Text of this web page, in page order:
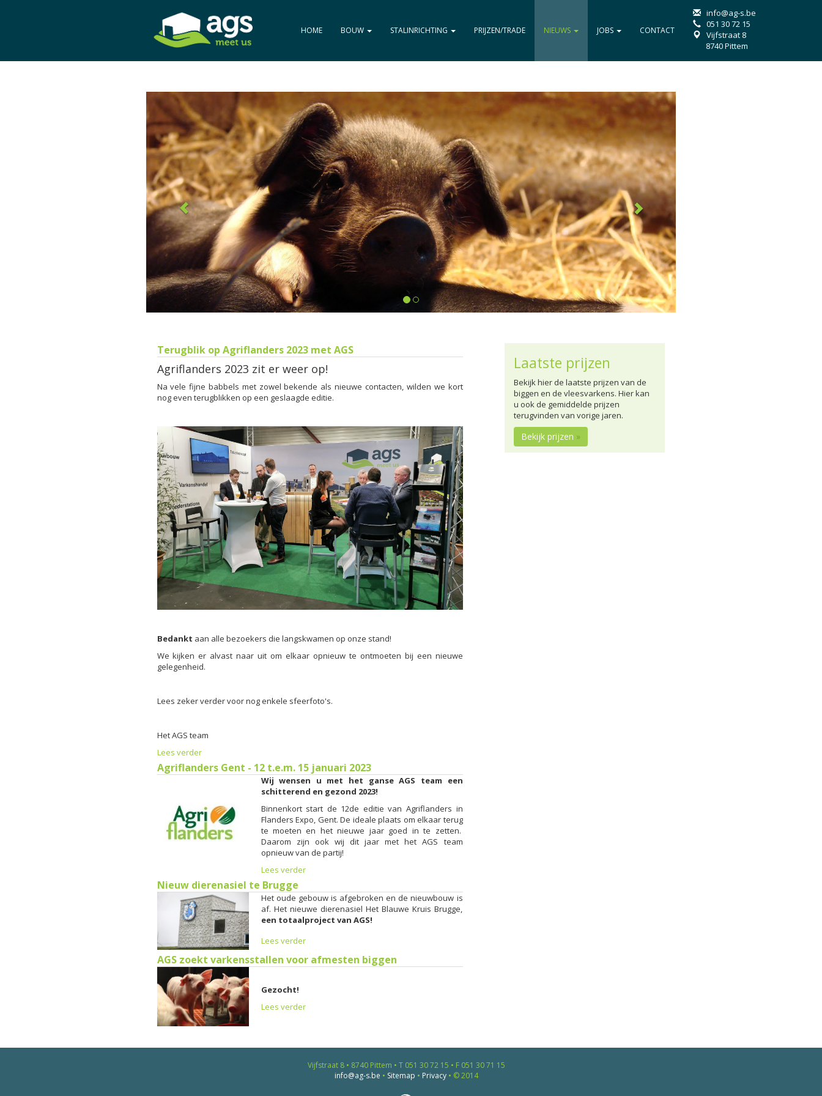
HOME BOUW STALINRICHTING PRIJZEN/TRADE NIEUWS JOBS CONTACT
info@ag-s.be
051 30 72 15
Vijfstraat 8
8740 Pittem
Terugblik op Agriflanders 2023 met AGS
Agriflanders 2023 zit er weer op!
Na vele fijne babbels met zowel bekende als nieuwe contacten, wilden we kort
nog even terugblikken op een geslaagde editie.
Bedankt aan alle bezoekers die langskwamen op onze stand!
We kijken er alvast naar uit om elkaar opnieuw te ontmoeten bij een nieuwe
gelegenheid.
Lees zeker verder voor nog enkele sfeerfoto's.
Het AGS team
Lees verder
Agriflanders Gent - 12 t.e.m. 15 januari 2023
Wij wensen u met het ganse AGS team een
schitterend en gezond 2023!
Binnenkort start de 12de editie van Agriflanders in
Flanders Expo, Gent. De ideale plaats om elkaar terug
te moeten en het nieuwe jaar goed in te zetten.
Daarom zijn ook wij dit jaar met het AGS team
opnieuw van de partij!
Lees verder
Nieuw dierenasiel te Brugge
Het oude gebouw is afgebroken en de nieuwbouw is
af. Het nieuwe dierenasiel Het Blauwe Kruis Brugge,
een totaalproject van AGS!
Lees verder
AGS zoekt varkensstallen voor afmesten biggen
Gezocht!
Lees verder
Laatste prijzen
Bekijk hier de laatste prijzen van de
biggen en de vleesvarkens. Hier kan
u ook de gemiddelde prijzen
terugvinden van vorige jaren.
Bekijk prijzen »
Vijfstraat 8 • 8740 Pittem • T 051 30 72 15 • F 051 30 71 15
info@ag-s.be • Sitemap • Privacy• © 2014